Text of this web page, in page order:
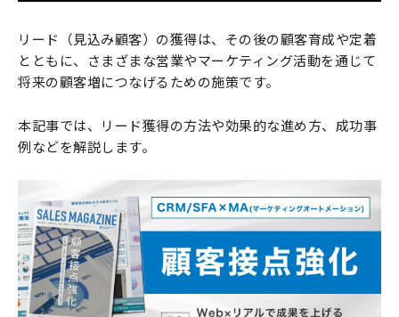
リード（見込み顧客）の獲得は、その後の顧客育成や定着
とともに、さまざまな営業やマーケティング活動を通じて
将来の顧客増につなげるための施策です。
本記事では、リード獲得の方法や効果的な進め方、成功事
例などを解説します。